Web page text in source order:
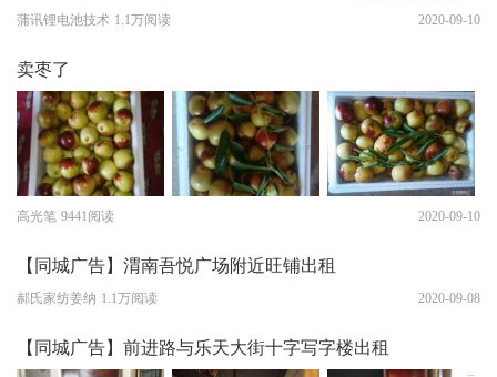
蒲讯锂电池技术 1.1万阅读 2020-09-10
卖枣了
高光笔 9441阅读 2020-09-10
【同城广告】渭南吾悦广场附近旺铺出租
郝氏家纺姜纳 1.1万阅读 2020-09-08
【同城广告】前进路与乐天大街十字写字楼出租